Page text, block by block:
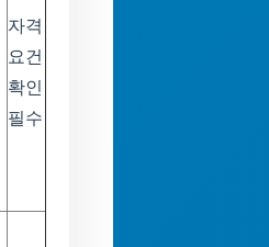
자격
요건
확인
필수